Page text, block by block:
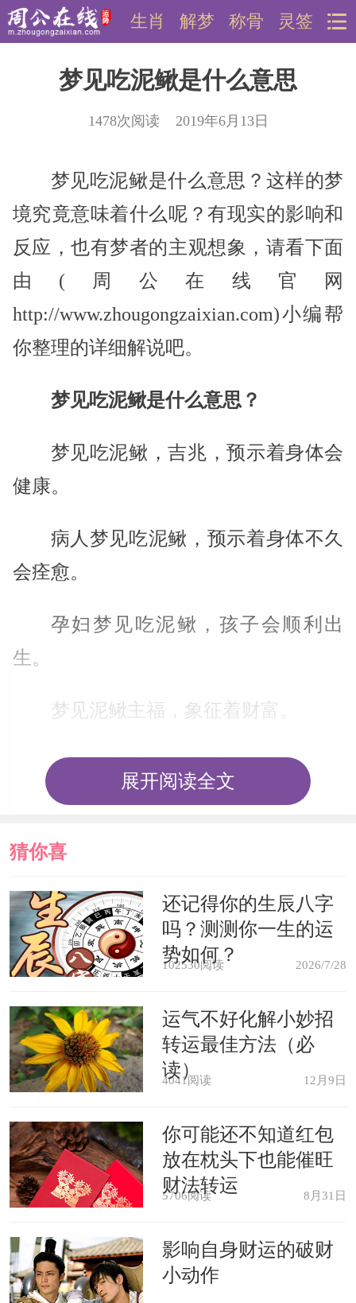
灵签
称骨
解梦
生肖
梦见吃泥鳅是什么意思
1478次阅读 2019年6月13日
梦见吃泥鳅是什么意思？这样的梦
境究竟意味着什么呢？有现实的影响和
反应，也有梦者的主观想象，请看下面
由(周公在线官网
http://www.zhougongzaixian.com)小编帮
你整理的详细解说吧。
梦见吃泥鳅是什么意思？
梦见吃泥鳅，吉兆，预示着身体会
健康。
病人梦见吃泥鳅，预示着身体不久
会痊愈。
孕妇梦见吃泥鳅，孩子会顺利出
生。
梦见泥鳅主福，象征着财富。
男人梦见泥鳅，预示梦者工作或事
业上能如鱼得水，处理事情十分圆滑合
升，女人会持家合理支配收入，得到丈
夫与家人的支持。
农夫梦见泥鳅，这是祥瑞兆。预示
梦者在秋天庄稼能够有个很好的收成。
生病的人梦见泥鳅，预示梦者的身
体到了秋天疾病就能够得到痊愈，疾病
消失。
出行在外的人梦见泥鳅，预示梦者
在秋天的时候能够有机会回家与家人团
聚。
展开阅读全文
猜你喜
欢
还记得你的生辰八字
吗？测测你一生的运
势如何？
102530阅读 2026/7/28
运气不好化解小妙招
转运最佳方法（必
读）
4041阅读 12月9日
你可能还不知道红包
放在枕头下也能催旺
财法转运
5706阅读 8月31日
影响自身财运的破财
小动作